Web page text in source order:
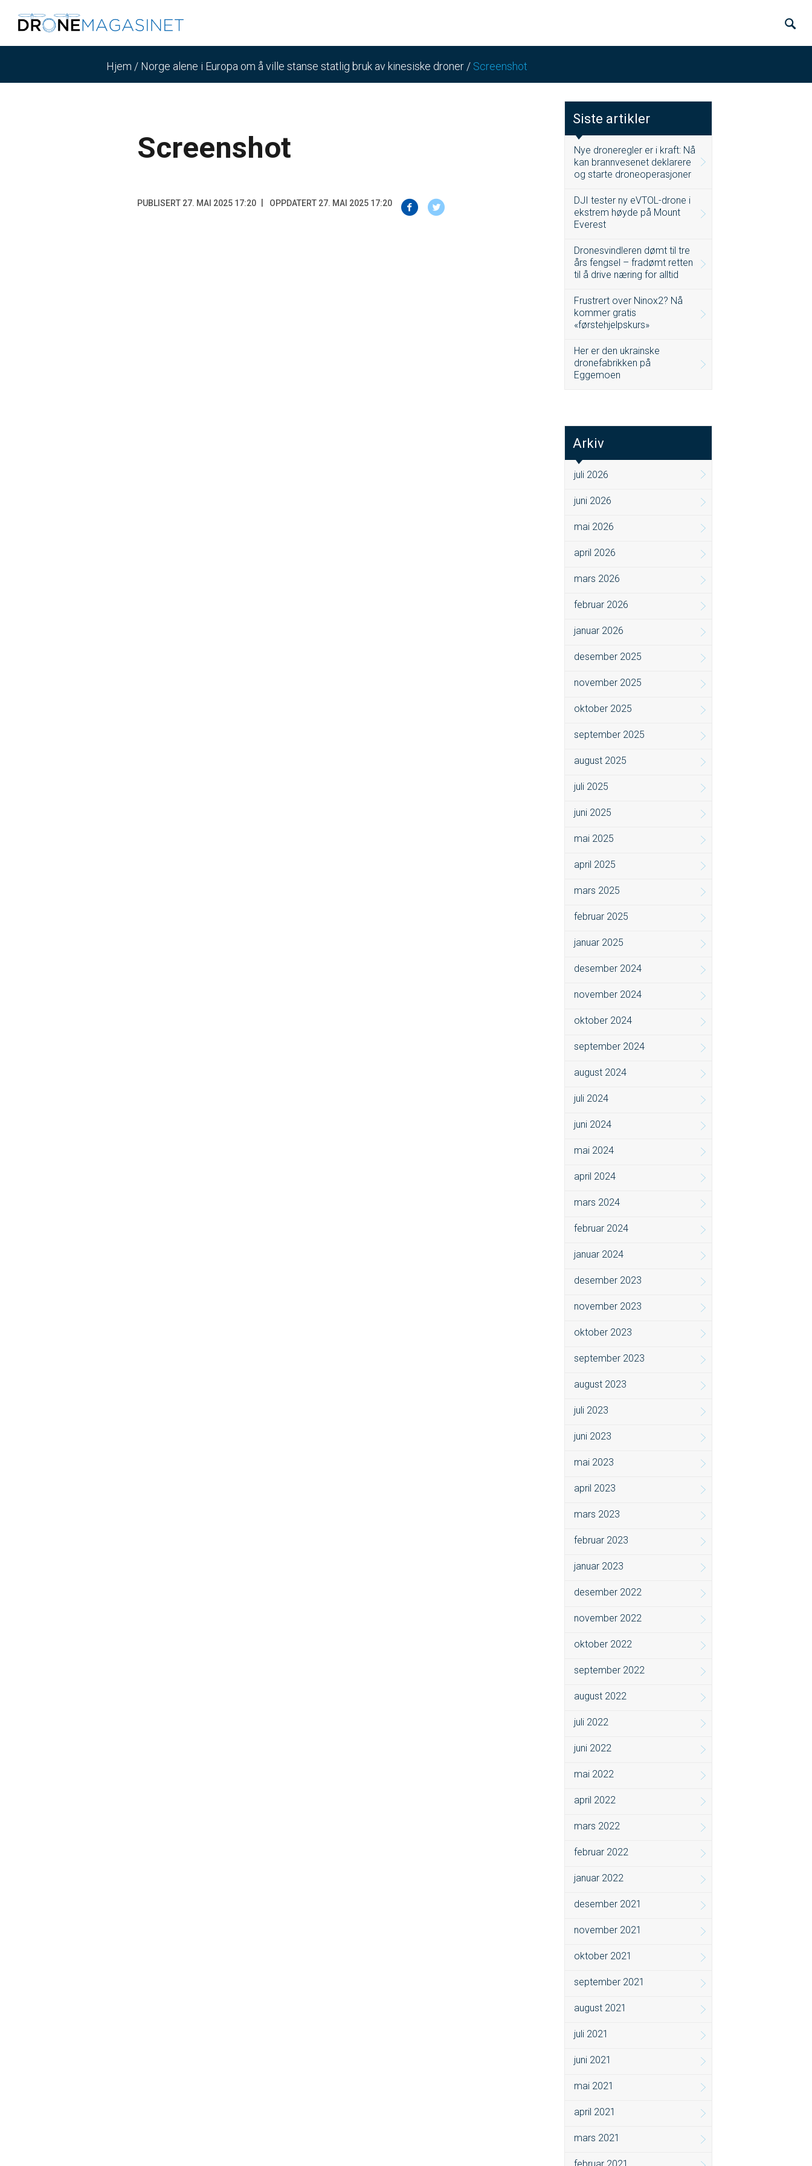
Hjem / Norge alene i Europa om å ville stanse statlig bruk av kinesiske droner / Screenshot
Screenshot
PUBLISERT 27. MAI 2025 17:20 OPPDATERT 27. MAI 2025 17:20
Siste artikler
Nye droneregler er i kraft: Nå
kan brannvesenet deklarere
og starte droneoperasjoner
DJI tester ny eVTOL-drone i
ekstrem høyde på Mount
Everest
Dronesvindleren dømt til tre
års fengsel – fradømt retten
til å drive næring for alltid
Frustrert over Ninox2? Nå
kommer gratis
«førstehjelpskurs»
Her er den ukrainske
dronefabrikken på
Eggemoen
Arkiv
juli 2026
juni 2026
mai 2026
april 2026
mars 2026
februar 2026
januar 2026
desember 2025
november 2025
oktober 2025
september 2025
august 2025
juli 2025
juni 2025
mai 2025
april 2025
mars 2025
februar 2025
januar 2025
desember 2024
november 2024
oktober 2024
september 2024
august 2024
juli 2024
juni 2024
mai 2024
april 2024
mars 2024
februar 2024
januar 2024
desember 2023
november 2023
oktober 2023
september 2023
august 2023
juli 2023
juni 2023
mai 2023
april 2023
mars 2023
februar 2023
januar 2023
desember 2022
november 2022
oktober 2022
september 2022
august 2022
juli 2022
juni 2022
mai 2022
april 2022
mars 2022
februar 2022
januar 2022
desember 2021
november 2021
oktober 2021
september 2021
august 2021
juli 2021
juni 2021
mai 2021
april 2021
mars 2021